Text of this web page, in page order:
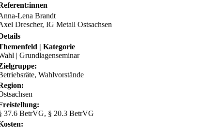
Lena Brandt
Drescher, IG Metall Ostsachsen
| Kategorie
| Grundlagenseminar
Wahlvorstände
37.6 BetrVG, § 20.3 BetrVG